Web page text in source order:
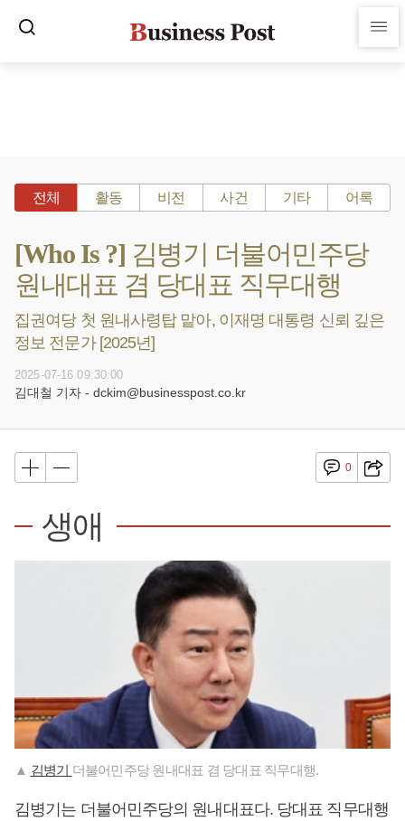
전체 활동 비전 사건 기타 어록
[Who Is ?] 김병기 더불어민주당
원내대표 겸 당대표 직무대행
집권여당 첫 원내사령탑 맡아, 이재명 대통령 신뢰 깊은
정보 전문가 [2025년]
2025-07-16 09:30:00
김대철 기자 - dckim@businesspost.co.kr
0
생애
▲ 김병기 더불어민주당 원내대표 겸 당대표 직무대행.
김병기는 더불어민주당의 원내대표다. 당대표 직무대행